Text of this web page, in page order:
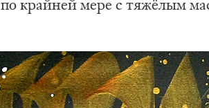
по край­ней ме­ре с тяжёлым